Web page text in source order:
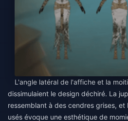
L'angle latéral de l'affiche et la
dissimulaient le design déchiré. La
ressemblant à des cendres grises,
usés évoque une esthétique de